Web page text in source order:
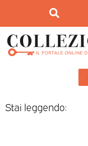
Stai leggendo: